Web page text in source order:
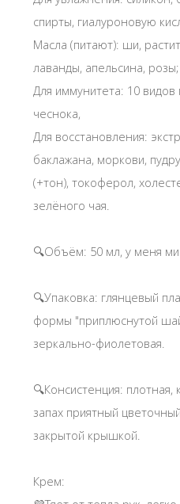
спирты, гиалуроновую
Масла (питают): ши,
лаванды, апельсина, розы;
Для иммунитета: 10 видов
чеснока,
Для восстановления:
баклажана, моркови,
(+тон), токоферол,
зелёного чая.
🔍Объём: 50 мл, у меня
🔍Упаковка: глянцевый
формы "приплюснутой
зеркально-фиолетовая.
🔍Консистенция:
запах приятный
закрытой крышкой.
Крем: